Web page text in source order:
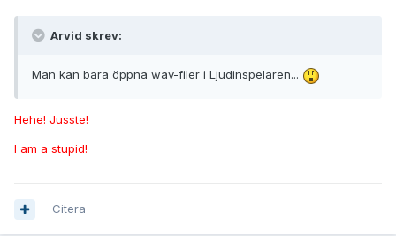
Arvid skrev:
Man kan bara öppna wav-filer i Ljudinspelaren...
Hehe! Jusste!
I am a stupid!
Citera